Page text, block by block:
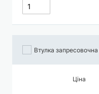
Втулка
Ціна